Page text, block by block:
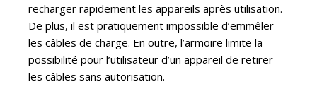
recharger rapidement les appareils après utilisation.
De plus, il est pratiquement impossible d’emmêler
les câbles de charge. En outre, l’armoire limite la
possibilité pour l’utilisateur d’un appareil de retirer
les câbles sans autorisation.